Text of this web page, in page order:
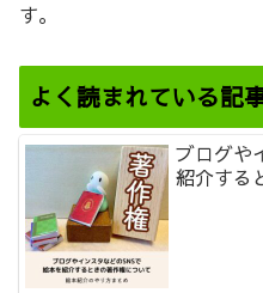
す。
よく読まれている記
ブログや
紹介する